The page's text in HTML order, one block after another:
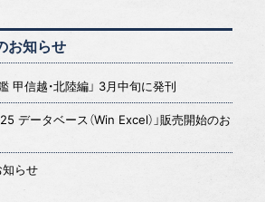
お知らせ
甲信越・北陸編」 3月中旬に発刊
データベース（Win Excel）」販売開始のお
らせ